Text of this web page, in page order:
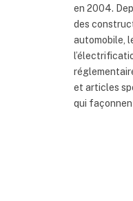
en 2004.
des
automobile,
et articles
qui